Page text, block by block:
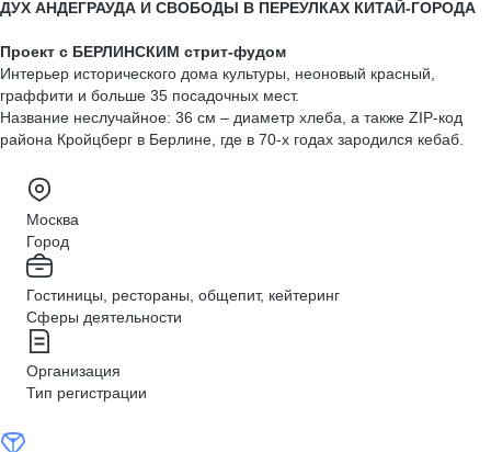
ДУХ АНДЕГРАУДА И СВОБОДЫ В ПЕРЕУЛКАХ КИТАЙ-ГОРОДА
Проект с БЕРЛИНСКИМ стрит-фудом
Интерьер исторического дома культуры, неоновый красный,
граффити и больше 35 посадочных мест.
Название неслучайное: 36 см – диаметр хлеба, а также ZIP-код
района Кройцберг в Берлине, где в 70-х годах зародился кебаб.
Москва
Город
Гостиницы, рестораны, общепит, кейтеринг
Сферы деятельности
Организация
Тип регистрации